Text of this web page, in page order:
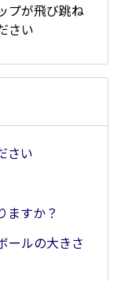
プが飛び跳ね
さい
さい
ますか？
ールの大きさ